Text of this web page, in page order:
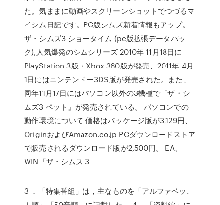
た。気ままに動画やスクリーンショットでつづるマ
イシム日記です。PC版シムズ新着情報もアップ。
ザ・シムズ3 ショータイム (pc版拡張データパッ
ク),人気爆発のシムシリーズ 2010年 11月18日に
PlayStation 3版・Xbox 360版が発売、2011年 4月
1日にはニンテンドー3DS版が発売された。また、
同年11月17日にはパソコン以外の3機種で『ザ・シ
ムズ3 ペット』が発売されている。 パソコンでの
動作環境について 価格はパッケージ版が3,129円、
OriginおよびAmazon.co.jp PCダウンロードストア
で販売されるダウンロード版が2,500円。 EA、
WIN「ザ・シムズ 3
3 ．「特集番組」は，主なものを「アルファベッ.